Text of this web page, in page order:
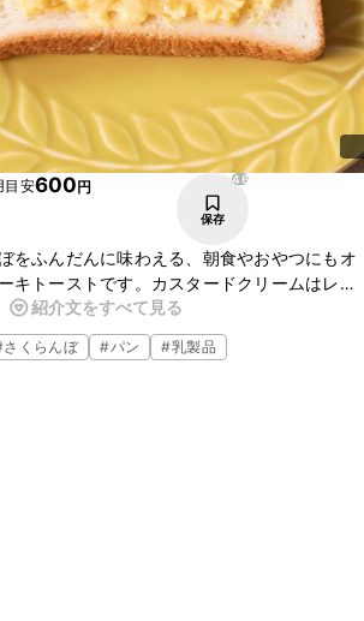
目安600円
46
保存
をふんだんに味わえる、朝食やおやつにもオ
キトーストです。カスタードクリームはレン
にチャレンジできます。さくらんぼをたっぷ
お試し下さい。
紹介文をすべて見る
さくらんぼ #パン #乳製品